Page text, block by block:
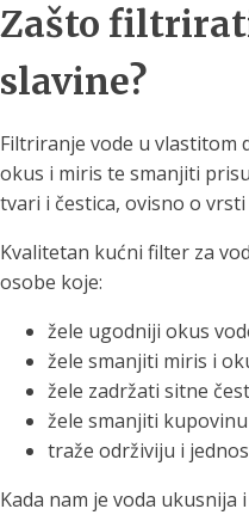
Zašto
slavine?
Filtriranje vode u vlastitom
okus i miris te smanjiti
tvari i čestica, ovisno o
Kvalitetan kućni filter za
osobe koje:
žele ugodniji okus
žele smanjiti miris i
žele zadržati sitne
žele smanjiti
traže održiviju i
Kada nam je voda ukusnija